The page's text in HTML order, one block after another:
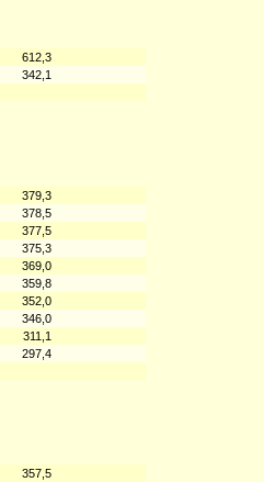
612,3
342,1
379,3
378,5
377,5
375,3
369,0
359,8
352,0
346,0
311,1
297,4
357,5